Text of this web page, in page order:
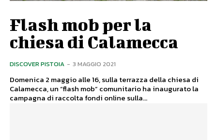
Flash mob per la
chiesa di Calamecca
DISCOVER PISTOIA - 3 MAGGIO 2021
Domenica 2 maggio alle 16, sulla terrazza della chiesa di
Calamecca, un “flash mob” comunitario ha inaugurato la
campagna di raccolta fondi online sulla...